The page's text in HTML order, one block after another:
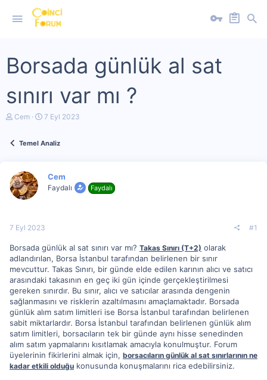
Borsada günlük al sat
sınırı var mı ?
K
u
b
a
ş
a
Cem
B
l
i
i
7 Eyl 2023
Temel Analiz
Cem
Faydalı Faydalı
7 Eyl 2023 #1
Borsada günlük al sat sınırı var mı? Takas Sınırı (T+2) olarak
adlandırılan, Borsa İstanbul tarafından belirlenen bir sınır
mevcuttur. Takas Sınırı, bir günde elde edilen karının alıcı ve satıcı
arasındaki takasının en geç iki gün içinde gerçekleştirilmesi
gereken sınırdır. Bu sınır, alıcı ve satıcılar arasında dengenin
sağlanmasını ve risklerin azaltılmasını amaçlamaktadır. Borsada
günlük alım satım limitleri ise Borsa İstanbul tarafından belirlenen
sabit miktarlardır. Borsa İstanbul tarafından belirlenen günlük alım
satım limitleri, borsacıların tek bir günde aynı hisse senedinden
alım satım yapmalarını kısıtlamak amacıyla konulmuştur. Forum
üyelerinin fikirlerini almak için, borsacıların günlük al sat sınırlarının ne
kadar etkili olduğu konusunda konuşmalarını rica edebilirsiniz.